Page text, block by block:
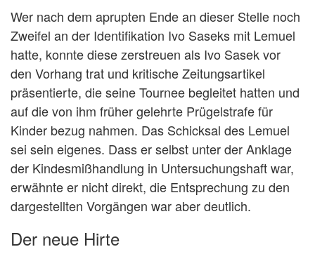
Wer nach dem aprupten Ende an dieser Stelle noch
Zweifel an der Identifikation Ivo Saseks mit Lemuel
hatte, konnte diese zerstreuen als Ivo Sasek vor
den Vorhang trat und kritische Zeitungsartikel
präsentierte, die seine Tournee begleitet hatten und
auf die von ihm früher gelehrte Prügelstrafe für
Kinder bezug nahmen. Das Schicksal des Lemuel
sei sein eigenes. Dass er selbst unter der Anklage
der Kindesmißhandlung in Untersuchungshaft war,
erwähnte er nicht direkt, die Entsprechung zu den
dargestellten Vorgängen war aber deutlich.
Der neue Hirte